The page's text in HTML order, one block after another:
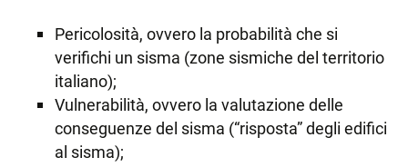
Pericolosità, ovvero la probabilità che si
verifichi un sisma (zone sismiche del territorio
italiano);
Vulnerabilità, ovvero la valutazione delle
conseguenze del sisma (“risposta” degli edifici
al sisma);